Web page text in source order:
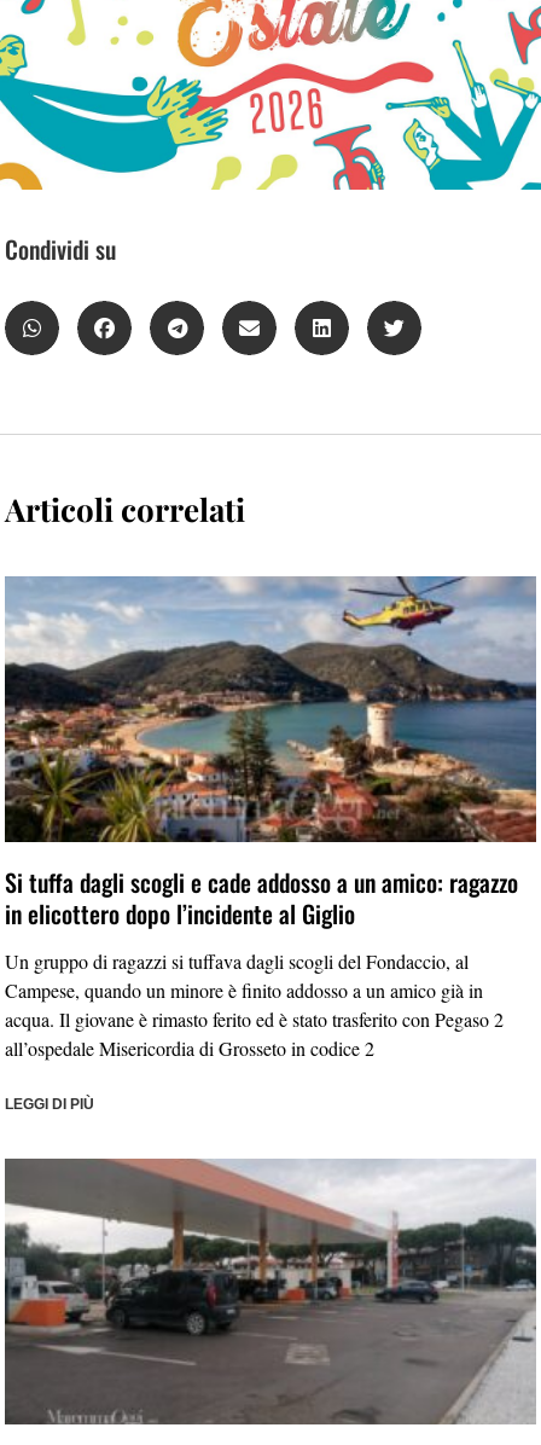
Condividi su
Articoli correlati
Si tuffa dagli scogli e cade addosso a un amico: ragazzo
in elicottero dopo l’incidente al Giglio
Un gruppo di ragazzi si tuffava dagli scogli del Fondaccio, al
Campese, quando un minore è finito addosso a un amico già in
acqua. Il giovane è rimasto ferito ed è stato trasferito con Pegaso 2
all’ospedale Misericordia di Grosseto in codice 2
LEGGI DI PIÙ